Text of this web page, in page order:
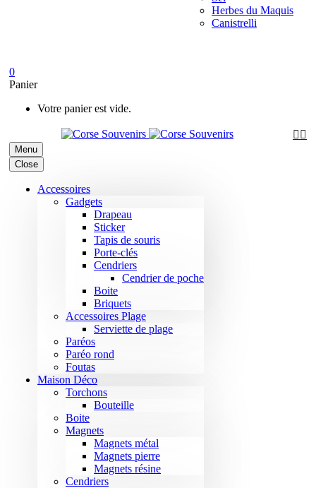
Herbes du Maquis
Canistrelli
Menu
Close
Accessoires
Gadgets
Drapeau
Sticker
Tapis de souris
Porte-clés
Cendriers
Cendrier de poche
Boite
Briquets
Accessoires Plage
Serviette de plage
Paréos
Paréo rond
Foutas
Maison Déco
Torchons
Bouteille
Boite
Magnets
Magnets métal
Magnets pierre
Magnets résine
Cendriers
 
0
Panier
Votre panier est vide.